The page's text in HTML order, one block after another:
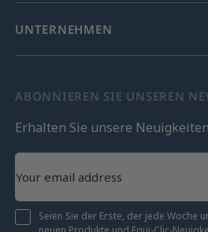
UNTERNEHMEN
ABONNIEREN SIE UNSEREN
Erhalten Sie unsere
Seien Sie der Erste, der jede Woche